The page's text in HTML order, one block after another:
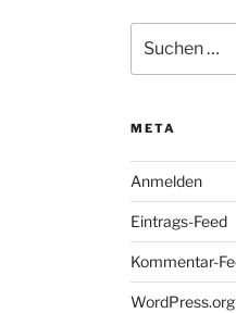
nach:
META
Anmelden
Eintrags-Feed
Kommentar-
WordPress.org